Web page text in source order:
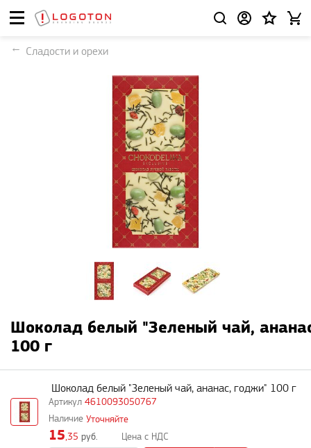
Сладости и орехи
Шоколад белый "Зеленый чай,
100 г
4610093050767
Шоколад белый "Зеленый чай, ананас, годжи" 100 г
Уточняйте
15,35 руб.